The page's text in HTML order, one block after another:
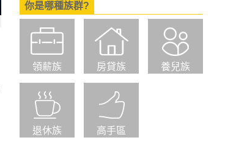
你是哪種族群?
領薪族 房貸族 養兒族
退休族 高手區